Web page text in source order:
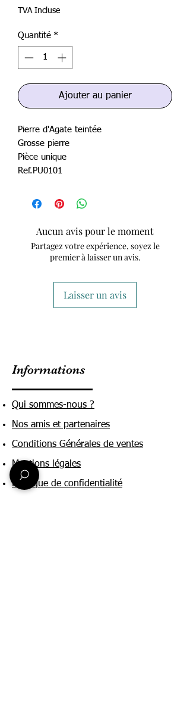
TVA Incluse
Quantité *
Ajouter au panier
Pierre d'Agate teintée
Grosse pierre
Pièce unique
Ref.PU0101
Aucun avis pour le moment
Partagez votre expérience, soyez le
premier à laisser un avis.
Laisser un avis
Informations
Qui sommes-nous ?
Nos amis et partenaires
Conditions Générales de ventes
Mentions légales
Politique de confidentialité